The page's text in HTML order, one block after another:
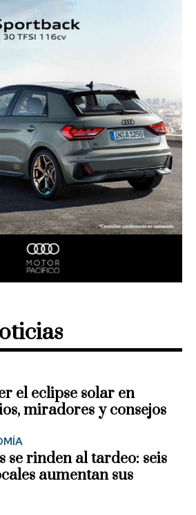
el eclipse solar en
miradores y consejos
se rinden al tardeo: seis
aumentan sus